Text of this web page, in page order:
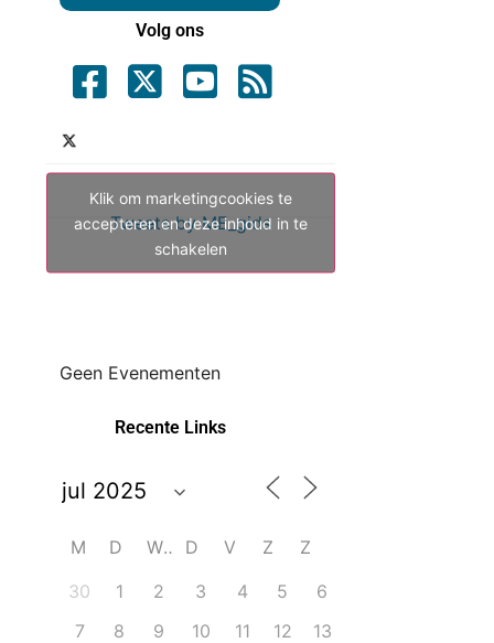
Volg ons
Tweets by ME_gids
Klik om marketingcookies te
accepteren en deze inhoud in te
schakelen
Geen Evenementen
Recente Links
M D W D V Z
Z
30
1 2 3 4 5
6
7
8 9 10 11 12
13